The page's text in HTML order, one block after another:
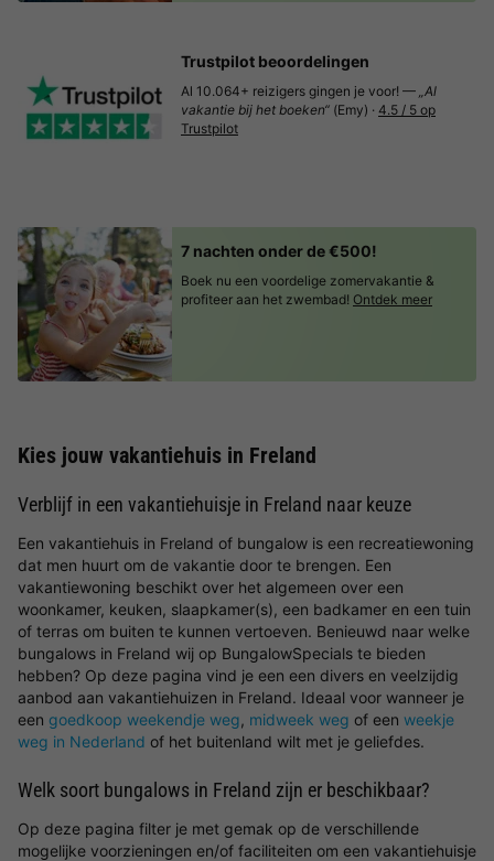
Trustpilot beoordelingen
Al 10.064+ reizigers gingen je voor! — „Al
vakantie bij het boeken“ (Emy) · 4.5 / 5 op
Trustpilot
7 nachten onder de €500!
Boek nu een voordelige zomervakantie &
profiteer aan het zwembad! Ontdek meer
Kies jouw vakantiehuis in Freland
Verblijf in een vakantiehuisje in Freland naar keuze
Een vakantiehuis in Freland of bungalow is een recreatiewoning
dat men huurt om de vakantie door te brengen. Een
vakantiewoning beschikt over het algemeen over een
woonkamer, keuken, slaapkamer(s), een badkamer en een tuin
of terras om buiten te kunnen vertoeven. Benieuwd naar welke
bungalows in Freland wij op BungalowSpecials te bieden
hebben? Op deze pagina vind je een een divers en veelzijdig
aanbod aan vakantiehuizen in Freland. Ideaal voor wanneer je
een goedkoop weekendje weg, midweek weg of een weekje
weg in Nederland of het buitenland wilt met je geliefdes.
Welk soort bungalows in Freland zijn er beschikbaar?
Op deze pagina filter je met gemak op de verschillende
mogelijke voorzieningen en/of faciliteiten om een vakantiehuisje